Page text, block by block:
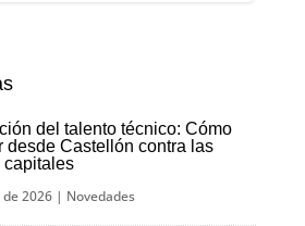
del talento técnico: Cómo
desde Castellón contra las
capitales
2026| Novedades